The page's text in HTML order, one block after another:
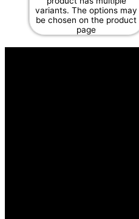
variants. The options may
be chosen on the product
page